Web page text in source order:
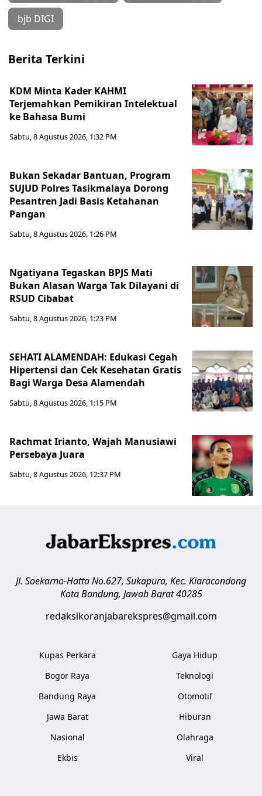
bjb DIGI
Berita Terkini
KDM Minta Kader KAHMI
Terjemahkan Pemikiran Intelektual
ke Bahasa Bumi
Sabtu, 8 Agustus 2026, 1:32 PM
Bukan Sekadar Bantuan, Program
SUJUD Polres Tasikmalaya Dorong
Pesantren Jadi Basis Ketahanan
Pangan
Sabtu, 8 Agustus 2026, 1:26 PM
Ngatiyana Tegaskan BPJS Mati
Bukan Alasan Warga Tak Dilayani di
RSUD Cibabat
Sabtu, 8 Agustus 2026, 1:23 PM
SEHATI ALAMENDAH: Edukasi Cegah
Hipertensi dan Cek Kesehatan Gratis
Bagi Warga Desa Alamendah
Sabtu, 8 Agustus 2026, 1:15 PM
Rachmat Irianto, Wajah Manusiawi
Persebaya Juara
Sabtu, 8 Agustus 2026, 12:37 PM
Jl. Soekarno-Hatta No.627, Sukapura, Kec. Kiaracondong
Kota Bandung, Jawab Barat 40285
redaksikoranjabarekspres@gmail.com
Kupas Perkara
Bogor Raya
Bandung Raya
Jawa Barat
Nasional
Ekbis
Gaya Hidup
Teknologi
Otomotif
Hiburan
Olahraga
Viral